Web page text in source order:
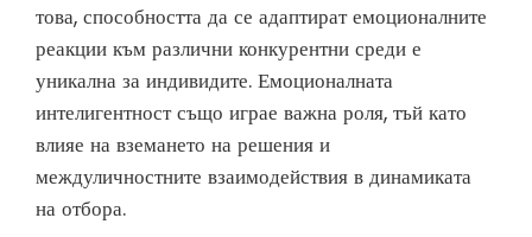
това, способността да се адаптират емоционалните
реакции към различни конкурентни среди е
уникална за индивидите. Емоционалната
интелигентност също играе важна роля, тъй като
влияе на вземането на решения и
междуличностните взаимодействия в динамиката
на отбора.